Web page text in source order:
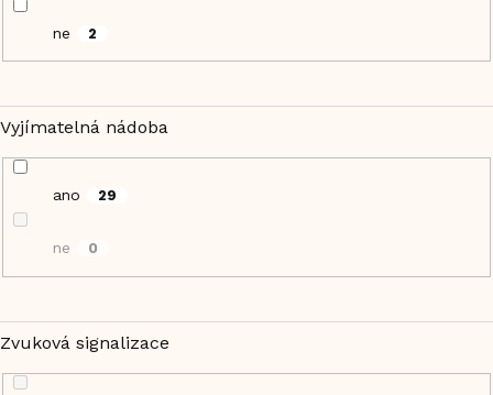
ne 2
Vyjímatelná nádoba
ano 29
ne 0
Zvuková signalizace